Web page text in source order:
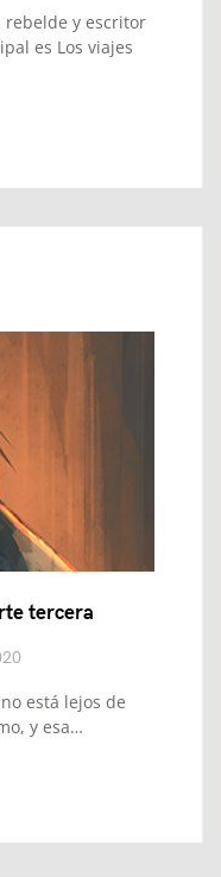
rebelde y escritor
es Los viajes
tercera
está lejos de
y esa…